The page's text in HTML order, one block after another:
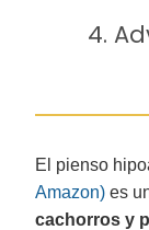
4.
El pienso
Amazon) es
cachorros y